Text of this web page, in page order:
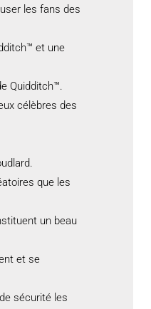
les fans des
et une
Quidditch™.
célèbres des
que les
un beau
et se
sécurité les